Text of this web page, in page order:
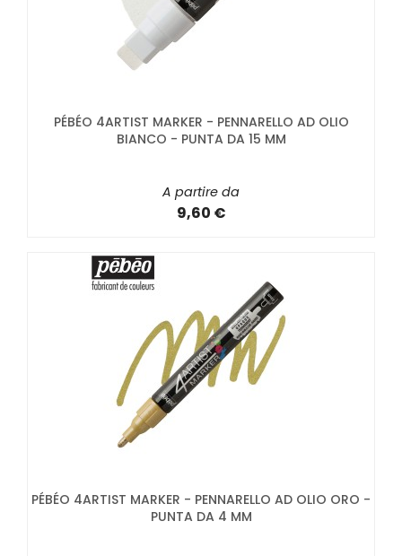
PÉBÉO 4ARTIST MARKER - PENNARELLO AD OLIO
BIANCO - PUNTA DA 15 MM
A partire da
9,60 €
PÉBÉO 4ARTIST MARKER - PENNARELLO AD OLIO ORO -
PUNTA DA 4 MM